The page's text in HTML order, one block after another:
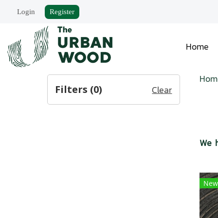
Login Register
Home
We
New
Filters (0) Clear